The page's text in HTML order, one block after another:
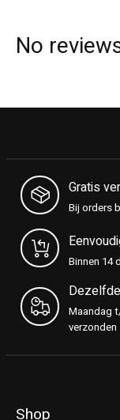
No
Gratis
Bij orders
Binnen 14
Maandag
verzonden
Shop